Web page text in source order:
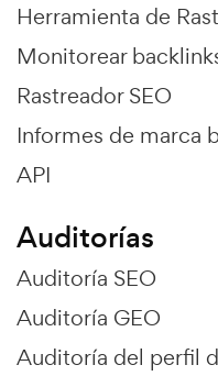
Herramienta de
Monitorear
Rastreador SEO
Informes de marca
API
Auditorías
Auditoría SEO
Auditoría GEO
Auditoría del perfil